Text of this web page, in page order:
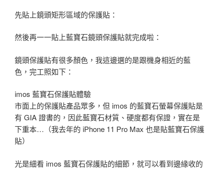
先貼上鏡頭矩形區域的保護貼：
然後再一一貼上藍寶石鏡頭保護貼就完成啦：
鏡頭保護貼有很多顏色，我這邊選的是跟機身相近的藍
色，完工照如下：
imos 藍寶石保護貼體驗
市面上的保護貼產品眾多，但 imos 的藍寶石螢幕保護貼是
有 GIA 證書的，因此藍寶石材質、硬度都有保證，實在是
下重本…（我去年的 iPhone 11 Pro Max 也是貼藍寶石保護
貼）
光是細看 imos 藍寶石保護貼的細節，就可以看到邊緣收的